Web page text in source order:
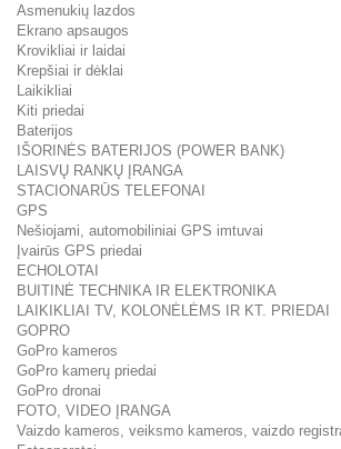
Asmenukių lazdos
Ekrano apsaugos
Krovikliai ir laidai
Krepšiai ir dėklai
Laikikliai
Kiti priedai
Baterijos
IŠORINĖS BATERIJOS (POWER BANK)
LAISVŲ RANKŲ ĮRANGA
STACIONARŪS TELEFONAI
GPS
Nešiojami, automobiliniai GPS imtuvai
Įvairūs GPS priedai
ECHOLOTAI
BUITINĖ TECHNIKA IR ELEKTRONIKA
LAIKIKLIAI TV, KOLONĖLĖMS IR KT. PRIEDAI
GOPRO
GoPro kameros
GoPro kamerų priedai
GoPro dronai
FOTO, VIDEO ĮRANGA
Vaizdo kameros, veiksmo kameros, vaizdo